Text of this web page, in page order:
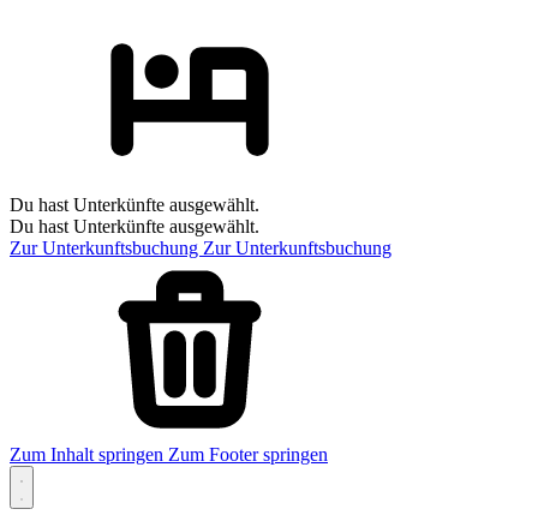
Du hast Unterkünfte ausgewählt.
Du hast Unterkünfte ausgewählt.
Zur Unterkunftsbuchung Zur Unterkunftsbuchung
Zum Inhalt springen Zum Footer springen